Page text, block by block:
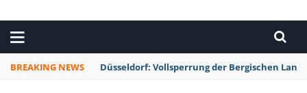
BREAKING NEWS Düsseldorf: Vollsperrung der Bergischen